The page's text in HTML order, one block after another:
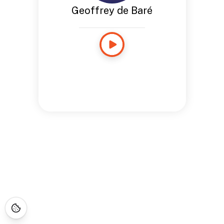
Geoffrey de Baré